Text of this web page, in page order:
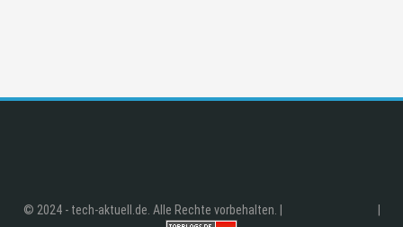
© 2024 - tech-aktuell.de. Alle Rechte vorbehalten. |